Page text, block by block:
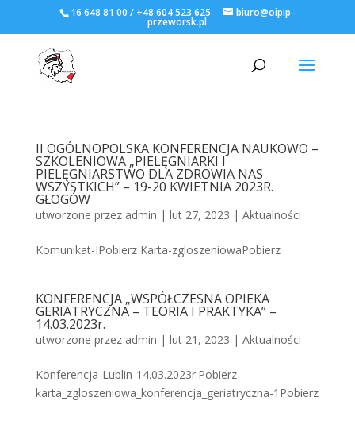
16 648 81 00 / +48 604 523 625 biuro@oipip-
przeworsk.pl
II OGÓLNOPOLSKA KONFERENCJA NAUKOWO –
SZKOLENIOWA „PIELĘGNIARKI I
PIELĘGNIARSTWO DLA ZDROWIA NAS
WSZYSTKICH” – 19-20 KWIETNIA 2023R.
GŁOGÓW
utworzone przez admin | lut 27, 2023 | Aktualności
Komunikat-IPobierz Karta-zgloszeniowaPobierz
KONFERENCJA „WSPÓŁCZESNA OPIEKA
GERIATRYCZNA – TEORIA I PRAKTYKA” –
14.03.2023r.
utworzone przez admin | lut 21, 2023 | Aktualności
Konferencja-Lublin-14.03.2023r.Pobierz
karta_zgloszeniowa_konferencja_geriatryczna-1Pobierz